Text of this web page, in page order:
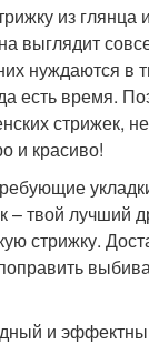
из глянца
выглядит
нуждаются в
есть время.
стрижек,
и красиво!
– твой лучший
стрижку.
и